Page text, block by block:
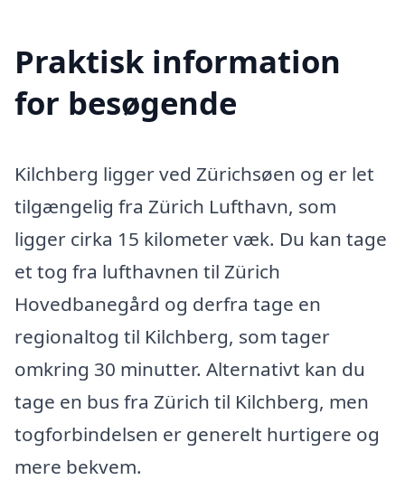
Praktisk information
for besøgende
Kilchberg ligger ved Zürichsøen og er let
tilgængelig fra Zürich Lufthavn, som
ligger cirka 15 kilometer væk. Du kan tage
et tog fra lufthavnen til Zürich
Hovedbanegård og derfra tage en
regionaltog til Kilchberg, som tager
omkring 30 minutter. Alternativt kan du
tage en bus fra Zürich til Kilchberg, men
togforbindelsen er generelt hurtigere og
mere bekvem.